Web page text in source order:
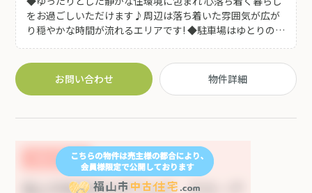
をお過ごしいただけます♪周辺は落ち着いた雰囲気が広が
り穏やかな時間が流れるエリアです! ◆駐車場はゆとりの4
台分! ご家族でお車を複数台所有されている方やご友人・ご
親族が集まる際にも安心してお迎えいただけます♪ ◆窓か
らは開放感あふれる眺望が広がり 四季折々に表情を変える
景色をお楽しみいただけます♪晴れた日には心地よい光と
です(^^)
お問い合わせ 物件詳細